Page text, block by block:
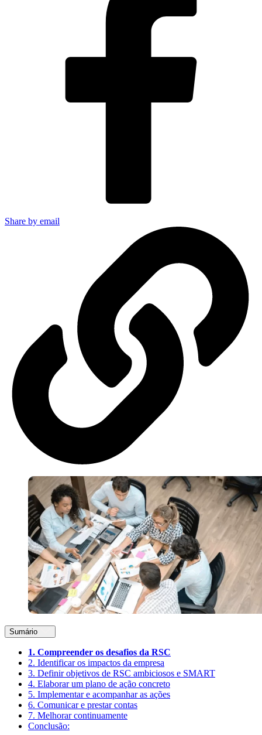
Share by email
Sumário
1. Compreender os desafios da RSC
2. Identificar os impactos da empresa
3. Definir objetivos de RSC ambiciosos e SMART
4. Elaborar um plano de ação concreto
5. Implementar e acompanhar as ações
6. Comunicar e prestar contas
7. Melhorar continuamente
Conclusão: